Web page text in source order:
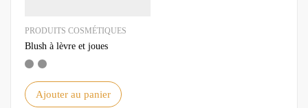
PRODUITS COSMÉTIQUES
Blush à lèvre et joues
Ajouter au panier